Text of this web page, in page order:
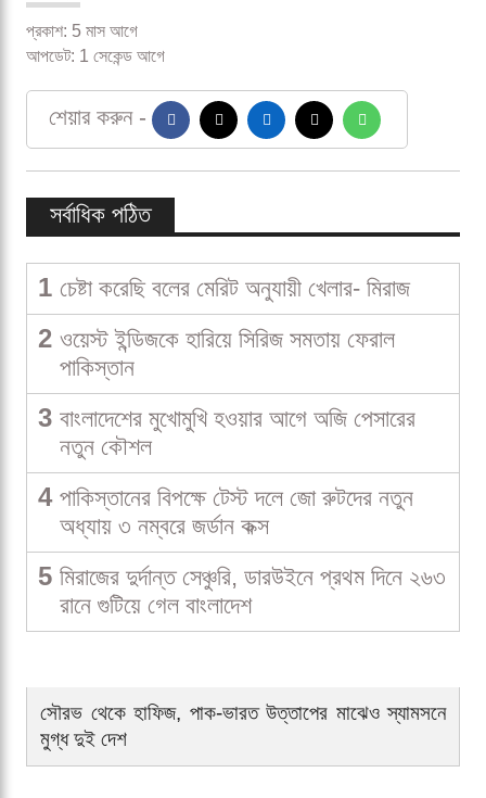
প্রকাশ: 5 মাস আগে
আপডেট: 1 সেকেন্ড আগে
শেয়ার করুন -
সর্বাধিক পঠিত
1 চেষ্টা করেছি বলের মেরিট অনুযায়ী খেলার- মিরাজ
2 ওয়েস্ট ইন্ডিজকে হারিয়ে সিরিজ সমতায় ফেরাল
পাকিস্তান
3 বাংলাদেশের মুখোমুখি হওয়ার আগে অজি পেসারের
নতুন কৌশল
4 পাকিস্তানের বিপক্ষে টেস্ট দলে জো রুটদের নতুন
অধ্যায় ৩ নম্বরে জর্ডান কক্স
5 মিরাজের দুর্দান্ত সেঞ্চুরি, ডারউইনে প্রথম দিনে ২৬৩
রানে গুটিয়ে গেল বাংলাদেশ